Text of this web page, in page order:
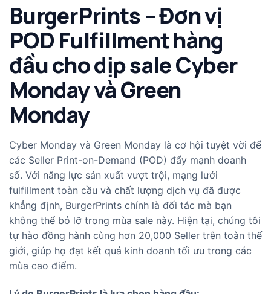
BurgerPrints – Đơn vị
POD Fulfillment hàng
đầu cho dịp sale Cyber
Monday và Green
Monday
Cyber Monday và Green Monday là cơ hội tuyệt vời để
các Seller Print-on-Demand (POD) đẩy mạnh doanh
số. Với năng lực sản xuất vượt trội, mạng lưới
fulfillment toàn cầu và chất lượng dịch vụ đã được
khẳng định, BurgerPrints chính là đối tác mà bạn
không thể bỏ lỡ trong mùa sale này. Hiện tại, chúng tôi
tự hào đồng hành cùng hơn 20,000 Seller trên toàn thế
giới, giúp họ đạt kết quả kinh doanh tối ưu trong các
mùa cao điểm.